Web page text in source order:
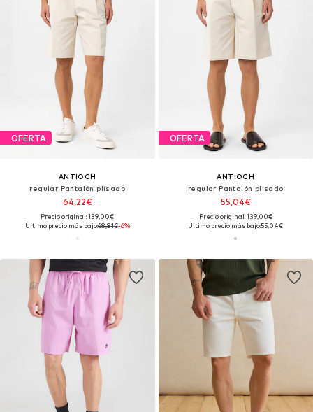
OFERTA
ANTIOCH
regular Pantalón plisado
64,22€
Precio original: 139,00€
Último precio más bajo:68,81€-6%
OFERTA
ANTIOCH
regular Pantalón plisado
55,04€
Precio original: 139,00€
Último precio más bajo:55,04€